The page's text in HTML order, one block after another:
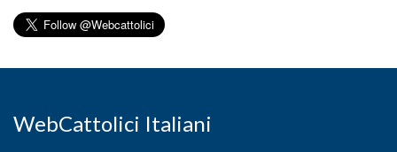
WebCattolici Italiani